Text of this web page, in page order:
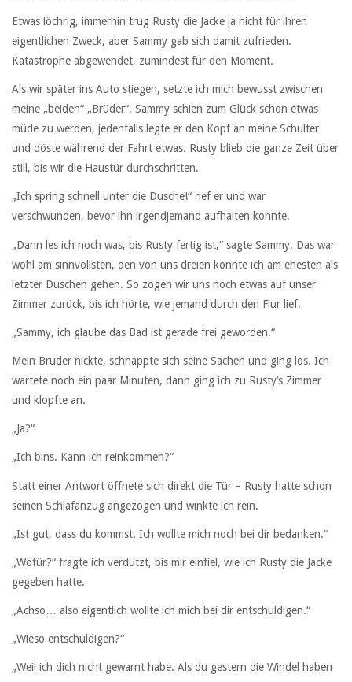
Etwas löchrig, immerhin trug Rusty die Jacke ja nicht für ihren
eigentlichen Zweck, aber Sammy gab sich damit zufrieden.
Katastrophe abgewendet, zumindest für den Moment.
Als wir später ins Auto stiegen, setzte ich mich bewusst zwischen
meine „beiden“ „Brüder“. Sammy schien zum Glück schon etwas
müde zu werden, jedenfalls legte er den Kopf an meine Schulter
und döste während der Fahrt etwas. Rusty blieb die ganze Zeit über
still, bis wir die Haustür durchschritten.
„Ich spring schnell unter die Dusche!“ rief er und war
verschwunden, bevor ihn irgendjemand aufhalten konnte.
„Dann les ich noch was, bis Rusty fertig ist,“ sagte Sammy. Das war
wohl am sinnvollsten, den von uns dreien konnte ich am ehesten als
letzter Duschen gehen. So zogen wir uns noch etwas auf unser
Zimmer zurück, bis ich hörte, wie jemand durch den Flur lief.
„Sammy, ich glaube das Bad ist gerade frei geworden.“
Mein Bruder nickte, schnappte sich seine Sachen und ging los. Ich
wartete noch ein paar Minuten, dann ging ich zu Rusty’s Zimmer
und klopfte an.
„Ja?“
„Ich bins. Kann ich reinkommen?“
Statt einer Antwort öffnete sich direkt die Tür – Rusty hatte schon
seinen Schlafanzug angezogen und winkte ich rein.
„Ist gut, dass du kommst. Ich wollte mich noch bei dir bedanken.“
„Wofür?“ fragte ich verdutzt, bis mir einfiel, wie ich Rusty die Jacke
gegeben hatte.
„Achso… also eigentlich wollte ich mich bei dir entschuldigen.“
„Wieso entschuldigen?“
„Weil ich dich nicht gewarnt habe. Als du gestern die Windel haben